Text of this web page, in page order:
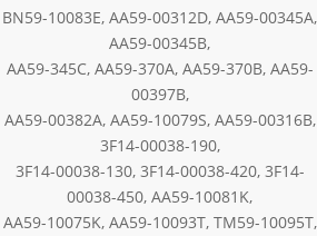
BN59-10083E, AA59-00312D, AA59-00345A,
AA59-00345B,
AA59-345C, AA59-370A, AA59-370B, AA59-
00397B,
AA59-00382A, AA59-10079S, AA59-00316B,
3F14-00038-190,
3F14-00038-130, 3F14-00038-420, 3F14-
00038-450, AA59-10081K,
AA59-10075K, AA59-10093T, TM59-10095T,